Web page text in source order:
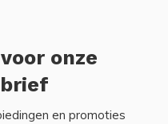
onze
en promoties